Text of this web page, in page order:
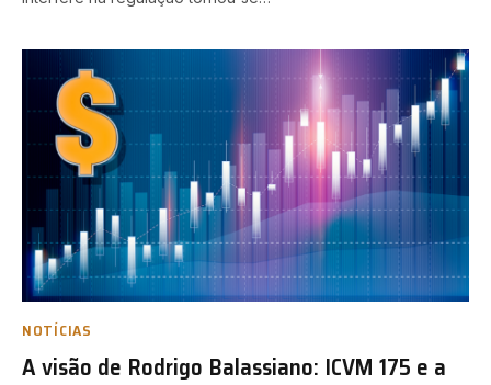
NOTÍCIAS
A visão de Rodrigo Balassiano: ICVM 175 e a